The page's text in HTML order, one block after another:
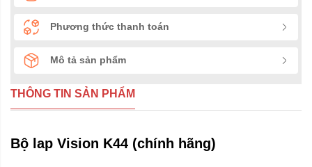
Phương thức thanh toán
Mô tả sản phẩm
THÔNG TIN SẢN PHẨM
Bộ lap Vision K44 (chính hãng)